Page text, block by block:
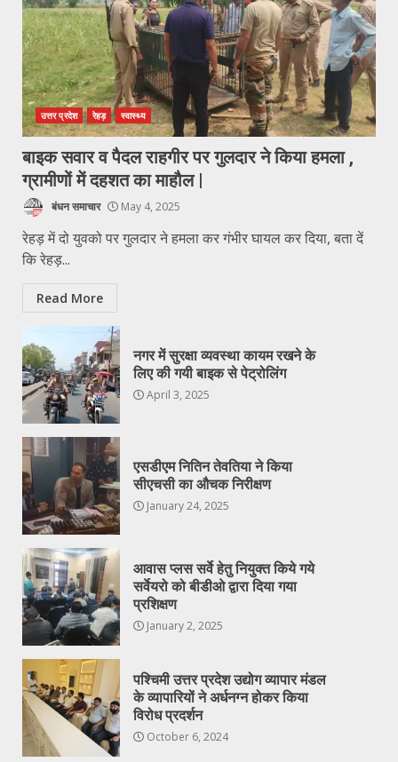
उत्तर प्रदेश रेहड़ स्वास्थ्य
बाइक सवार व पैदल राहगीर पर गुलदार ने किया हमला ,
ग्रामीणों में दहशत का माहौल |
बंधन समाचार May 4, 2025
रेहड़ में दो युवको पर गुलदार ने हमला कर गंभीर घायल कर दिया, बता दें
कि रेहड़...
Read More
नगर में सुरक्षा व्यवस्था कायम रखने के
लिए की गयी बाइक से पेट्रोलिंग
April 3, 2025
एसडीएम नितिन तेवतिया ने किया
सीएचसी का औचक निरीक्षण
January 24, 2025
आवास प्लस सर्वे हेतु नियुक्त किये गये
सर्वेयरो को बीडीओ द्वारा दिया गया
प्रशिक्षण
January 2, 2025
पश्चिमी उत्तर प्रदेश उद्योग व्यापार मंडल
के व्यापारियों ने अर्धनग्न होकर किया
विरोध प्रदर्शन
October 6, 2024